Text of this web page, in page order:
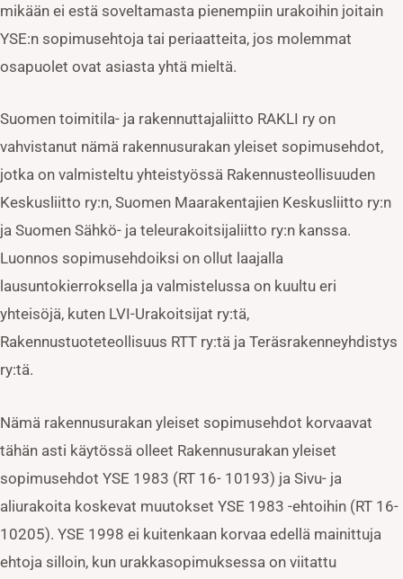
mikään ei estä soveltamasta pienempiin urakoihin joitain
YSE:n sopimusehtoja tai periaatteita, jos molemmat
osapuolet ovat asiasta yhtä mieltä.
Suomen toimitila- ja rakennuttajaliitto RAKLI ry on
vahvistanut nämä rakennusurakan yleiset sopimusehdot,
jotka on valmisteltu yhteistyössä Rakennusteollisuuden
Keskusliitto ry:n, Suomen Maarakentajien Keskusliitto ry:n
ja Suomen Sähkö- ja teleurakoitsijaliitto ry:n kanssa.
Luonnos sopimusehdoiksi on ollut laajalla
lausuntokierroksella ja valmistelussa on kuultu eri
yhteisöjä, kuten LVI-Urakoitsijat ry:tä,
Rakennustuoteteollisuus RTT ry:tä ja Teräsrakenneyhdistys
ry:tä.
Nämä rakennusurakan yleiset sopimusehdot korvaavat
tähän asti käytössä olleet Rakennusurakan yleiset
sopimusehdot YSE 1983 (RT 16- 10193) ja Sivu- ja
aliurakoita koskevat muutokset YSE 1983 -ehtoihin (RT 16-
10205). YSE 1998 ei kuitenkaan korvaa edellä mainittuja
ehtoja silloin, kun urakkasopimuksessa on viitattu